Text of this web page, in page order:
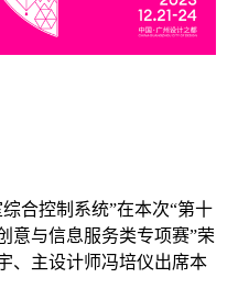
合控制系统”在本次“第⼗
意与信息服务类专项赛”荣
、主设计师冯培仪出席本